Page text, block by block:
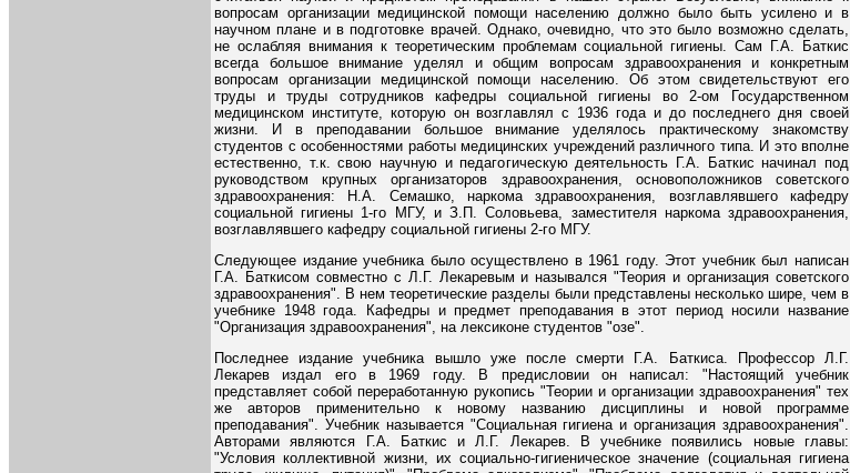
вопросам организации медицинской помощи населению должно было быть усилено и в
научном плане и в подготовке врачей. Однако, очевидно, что это было возможно сделать,
не ослабляя внимания к теоретическим проблемам социальной гигиены. Сам Г.А. Баткис
всегда большое внимание уделял и общим вопросам здравоохранения и конкретным
вопросам организации медицинской помощи населению. Об этом свидетельствуют его
труды и труды сотрудников кафедры социальной гигиены во 2-ом Государственном
медицинском институте, которую он возглавлял с 1936 года и до последнего дня своей
жизни. И в преподавании большое внимание уделялось практическому знакомству
студентов с особенностями работы медицинских учреждений различного типа. И это вполне
естественно, т.к. свою научную и педагогическую деятельность Г.А. Баткис начинал под
руководством крупных организаторов здравоохранения, основоположников советского
здравоохранения: Н.А. Семашко, наркома здравоохранения, возглавлявшего кафедру
социальной гигиены 1-го МГУ, и З.П. Соловьева, заместителя наркома здравоохранения,
возглавлявшего кафедру социальной гигиены 2-го МГУ.
Следующее издание учебника было осуществлено в 1961 году. Этот учебник был написан
Г.А. Баткисом совместно с Л.Г. Лекаревым и назывался "Теория и организация советского
здравоохранения". В нем теоретические разделы были представлены несколько шире, чем в
учебнике 1948 года. Кафедры и предмет преподавания в этот период носили название
"Организация здравоохранения", на лексиконе студентов "озе".
Последнее издание учебника вышло уже после смерти Г.А. Баткиса. Профессор Л.Г.
Лекарев издал его в 1969 году. В предисловии он написал: "Настоящий учебник
представляет собой переработанную рукопись "Теории и организации здравоохранения" тех
же авторов применительно к новому названию дисциплины и новой программе
преподавания". Учебник называется "Социальная гигиена и организация здравоохранения".
Авторами являются Г.А. Баткис и Л.Г. Лекарев. В учебнике появились новые главы:
"Условия коллективной жизни, их социально-гигиеническое значение (социальная гигиена